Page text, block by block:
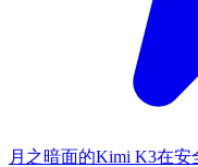
月之暗面的Kimi K3在